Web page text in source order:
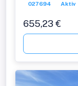
027694 Aktiv
655,23 €